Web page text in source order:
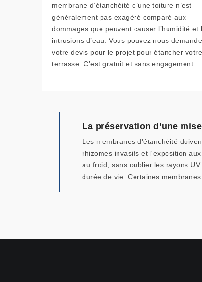
membrane d’étanchéité d’une toiture n’est
généralement pas exagéré comparé aux
dommages que peuvent causer l’humidité et
intrusions d’eau. Vous pouvez nous
votre devis pour le projet pour étancher
terrasse. C’est gratuit et sans engagement.
La préservation d’une
Les membranes d'étanchéité
rhizomes invasifs et l'exposition
au froid, sans oublier les rayons
durée de vie. Certaines